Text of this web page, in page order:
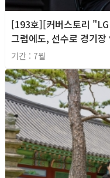
[193호][커버스토리
그럼에도, 선수로 경기장
기간 : 7월